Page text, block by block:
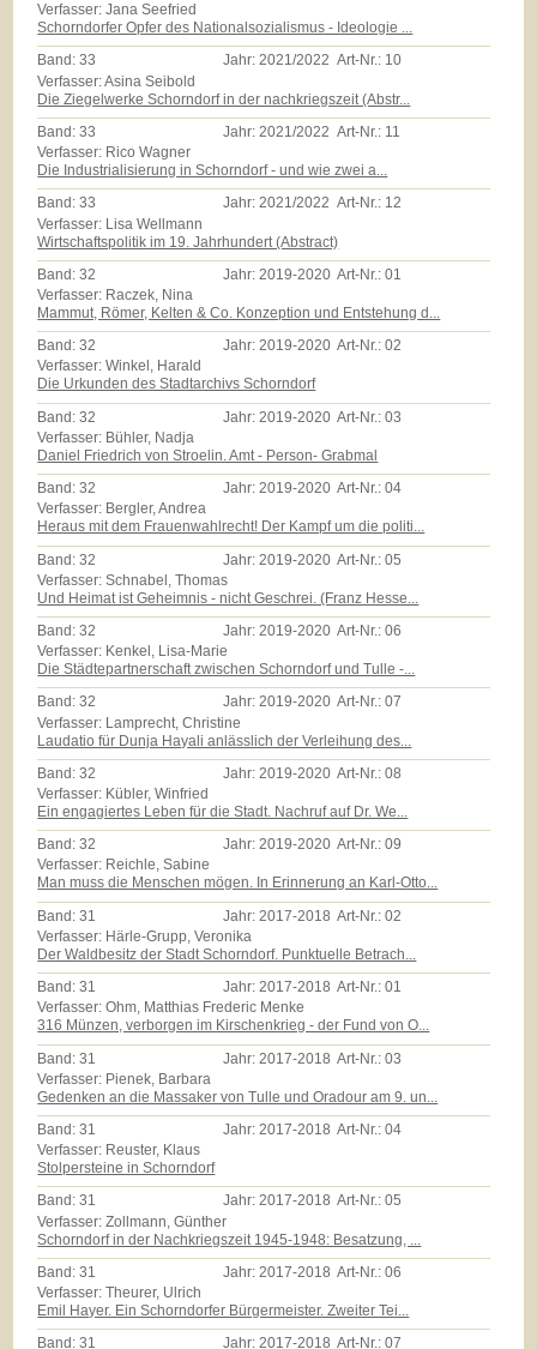
Verfasser: Jana Seefried
Schorndorfer Opfer des Nationalsozialismus - Ideologie ...
Band:33 Jahr:2021/2022 Art-Nr.: 10
Verfasser: Asina Seibold
Die Ziegelwerke Schorndorf in der nachkriegszeit (Abstr...
Band:33 Jahr:2021/2022 Art-Nr.: 11
Verfasser: Rico Wagner
Die Industrialisierung in Schorndorf - und wie zwei a...
Band:33 Jahr:2021/2022 Art-Nr.: 12
Verfasser: Lisa Wellmann
Wirtschaftspolitik im 19. Jahrhundert (Abstract)
Band:32 Jahr: 2019-2020 Art-Nr.:01
Verfasser: Raczek, Nina
Mammut, Römer, Kelten & Co. Konzeption und Entstehung d...
Band:32 Jahr:2019-2020 Art-Nr.:02
Verfasser: Winkel, Harald
Die Urkunden des Stadtarchivs Schorndorf
Band:32 Jahr: 2019-2020 Art-Nr.:03
Verfasser: Bühler, Nadja
Daniel Friedrich von Stroelin. Amt - Person- Grabmal
Band:32 Jahr:2019-2020 Art-Nr.:04
Verfasser: Bergler, Andrea
Heraus mit dem Frauenwahlrecht! Der Kampf um die politi...
Band:32 Jahr: 2019-2020 Art-Nr.:05
Verfasser: Schnabel, Thomas
Und Heimat ist Geheimnis - nicht Geschrei. (Franz Hesse...
Band:32 Jahr:2019-2020 Art-Nr.:06
Verfasser: Kenkel, Lisa-Marie
Die Städtepartnerschaft zwischen Schorndorf und Tulle -...
Band:32 Jahr:2019-2020 Art-Nr.:07
Verfasser: Lamprecht, Christine
Laudatio für Dunja Hayali anlässlich der Verleihung des...
Band:32 Jahr:2019-2020 Art-Nr.:08
Verfasser: Kübler, Winfried
Ein engagiertes Leben für die Stadt. Nachruf auf Dr. We...
Band:32 Jahr:2019-2020 Art-Nr.:09
Verfasser: Reichle, Sabine
Man muss die Menschen mögen. In Erinnerung an Karl-Otto...
Band:31 Jahr: 2017-2018 Art-Nr.:02
Verfasser: Härle-Grupp, Veronika
Der Waldbesitz der Stadt Schorndorf. Punktuelle Betrach...
Band:31 Jahr:2017-2018 Art-Nr.:01
Verfasser: Ohm, Matthias Frederic Menke
316 Münzen, verborgen im Kirschenkrieg - der Fund von O...
Band:31 Jahr: 2017-2018 Art-Nr.:03
Verfasser: Pienek, Barbara
Gedenken an die Massaker von Tulle und Oradour am 9. un...
Band:31 Jahr:2017-2018 Art-Nr.:04
Verfasser: Reuster, Klaus
Stolpersteine in Schorndorf
Band:31 Jahr:2017-2018 Art-Nr.:05
Verfasser: Zollmann, Günther
Schorndorf in der Nachkriegszeit 1945-1948: Besatzung, ...
Band:31 Jahr:2017-2018 Art-Nr.:06
Verfasser: Theurer, Ulrich
Emil Hayer. Ein Schorndorfer Bürgermeister. Zweiter Tei...
Band:31 Jahr:2017-2018 Art-Nr.:07